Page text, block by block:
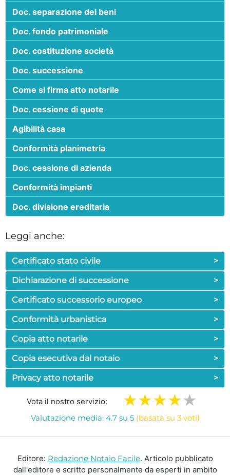
Doc. separazione dei beni
Doc. fondo patrimoniale
Doc. costituzione società
Doc. successione
Come si firma atto notarile
Doc. cessione di quote
Agibilità casa
Conformità planimetria
Doc. cessione di azienda
Conformità impianti
Doc. divisione ereditaria
Leggi anche:
Certificato stato civile
>
Dichiarazione di successione
>
Certificato successorio europeo
>
Conformità urbanistica
>
Copia atto notarile
>
Copia esecutiva dal notaio
>
Privacy atto notarile
>
Vota il nostro servizio:
Valutazione media: 4.7 su 5 (basata su 3 voti)
Editore: Redazione Notaio Facile. Articolo pubblicato
dall'editore e scritto personalmente da esperti in ambito